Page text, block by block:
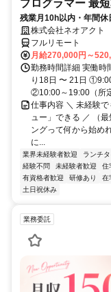
プログラマー 最
残業月10h以内・年間
株式会社ネオアクト
フルリモート
月給270,000円～
勤務時間詳細 実働時
り18日 〜 21日
②10:00～19:00（所
仕事内容 ＼ 未経験
ュー」できる ／ （
ングって何から始め
に...
業界未経験者歓迎 ランチ
経験不問
未経験者歓迎 住
有資格者歓迎
研修あり 在
土日祝休み
業務委託